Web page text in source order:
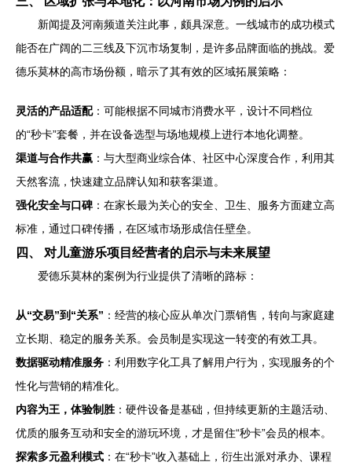
新闻提及河南频道关注此事，颇具深意。一线城市的成功模式
能否在广阔的二三线及下沉市场复制，是许多品牌面临的挑战。爱
德乐莫林的高市场份额，暗示了其有效的区域拓展策略：
灵活的产品适配：可能根据不同城市消费水平，设计不同档位
的“秒卡”套餐，并在设备选型与场地规模上进行本地化调整。
渠道与合作共赢 ：与大型商业综合体、社区中心深度合作，利用其
天然客流，快速建立品牌认知和获客渠道。
强化安全与口碑 ：在家长最为关心的安全、卫生、服务方面建立高
标准，通过口碑传播，在区域市场形成信任壁垒。
四、 对儿童游乐项目经营者的启示与未来展望
爱德乐莫林的案例为行业提供了清晰的路标：
从“交易”到“关系” ：经营的核心应从单次门票销售，转向与家庭建
立长期、稳定的服务关系。会员制是实现这一转变的有效工具。
数据驱动精准服务 ：利用数字化工具了解用户行为，实现服务的个
性化与营销的精准化。
内容为王，体验制胜 ：硬件设备是基础，但持续更新的主题活动、
优质的服务互动和安全的游玩环境，才是留住“秒卡”会员的根本。
探索多元盈利模式 ：在“秒卡”收入基础上，衍生出派对承办、课程